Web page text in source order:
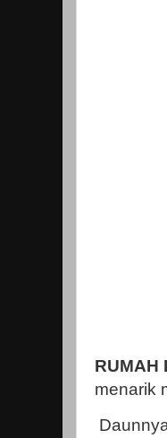
RUMAH
menarik